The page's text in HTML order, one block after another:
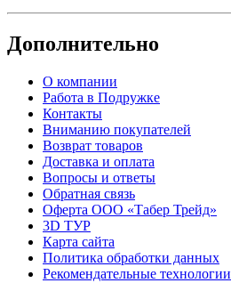
Дополнительно
О компании
Работа в Подружке
Контакты
Вниманию покупателей
Возврат товаров
Доставка и оплата
Вопросы и ответы
Обратная связь
Оферта ООО «Табер Трейд»
3D ТУР
Карта сайта
Политика обработки данных
Рекомендательные технологии